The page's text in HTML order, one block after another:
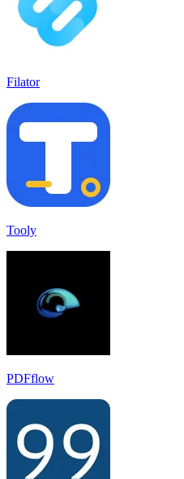
Filator
Tooly
PDFflow